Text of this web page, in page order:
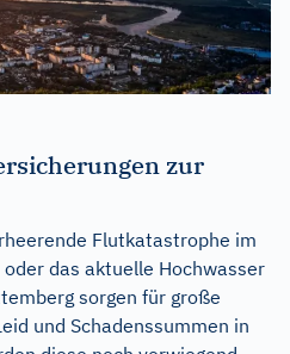
zur
Flutkatastrophe im
das aktuelle Hochwasser
sorgen für große
und Schadenssummen in